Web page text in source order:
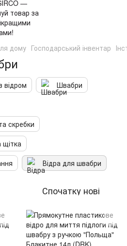
дому Господарський інвентар
відром
Швабри
скребки
щітка
Відра для швабри
Спочатку нові